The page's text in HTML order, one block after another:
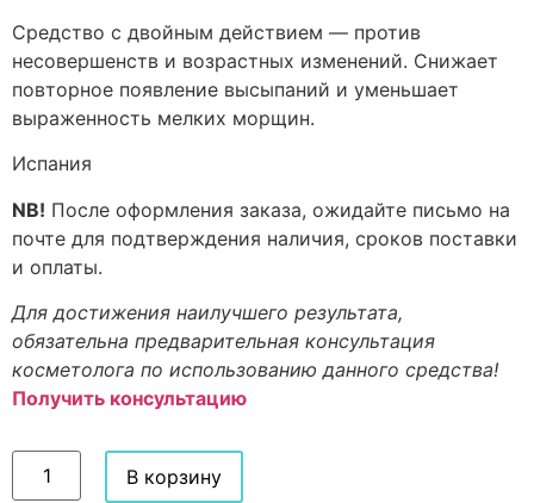
Средство с двойным действием — против
несовершенств и возрастных изменений. Снижает
повторное появление высыпаний и уменьшает
выраженность мелких морщин.
Испания
NB! После оформления заказа, ожидайте письмо на
почте для подтверждения наличия, сроков поставки
и оплаты.
Для достижения наилучшего результата,
обязательна предварительная консультация
косметолога по использованию данного средства!
Получить консультацию
В корзину